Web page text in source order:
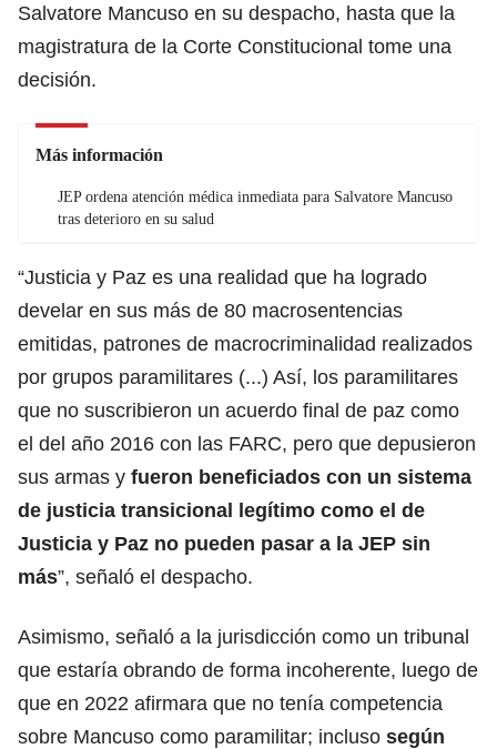
Salvatore Mancuso en su despacho, hasta que la
magistratura de la Corte Constitucional tome una
decisión.
Más información
JEP ordena atención médica inmediata para Salvatore Mancuso
tras deterioro en su salud
“Justicia y Paz es una realidad que ha logrado
develar en sus más de 80 macrosentencias
emitidas, patrones de macrocriminalidad realizados
por grupos paramilitares (...) Así, los paramilitares
que no suscribieron un acuerdo final de paz como
el del año 2016 con las FARC, pero que depusieron
sus armas y fueron beneficiados con un sistema
de justicia transicional legítimo como el de
Justicia y Paz no pueden pasar a la JEP sin
más”, señaló el despacho.
Asimismo, señaló a la jurisdicción como un tribunal
que estaría obrando de forma incoherente, luego de
que en 2022 afirmara que no tenía competencia
sobre Mancuso como paramilitar; incluso según